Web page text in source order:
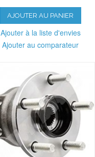
AJOUTER AU PANIER
Ajouter à la liste d'envies
Ajouter au comparateur